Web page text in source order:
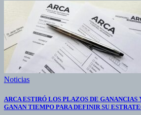
Noticias
ARCA ESTIRÓ LOS PLAZOS DE GANANCIAS
GANAN TIEMPO PARA DEFINIR SU